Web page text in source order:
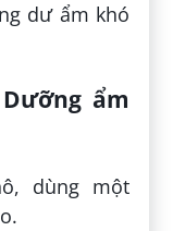
dư ẩm khó
ẩm
dùng một